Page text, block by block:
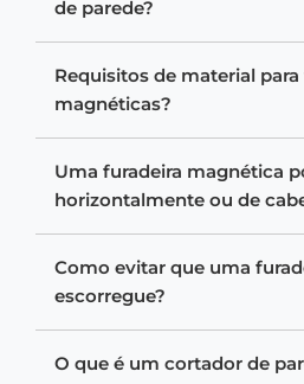
de parede?
Requisitos de material
magnéticas?
Uma furadeira magnética
horizontalmente ou de
Como evitar que uma
escorregue?
O que é um cortador de